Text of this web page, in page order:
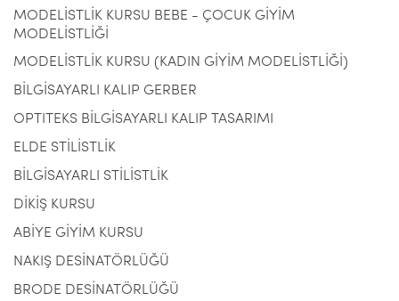
MODELİSTLİK KURSU BEBE - ÇOCUK GİYİM
MODELİSTLİĞİ
MODELİSTLİK KURSU (KADIN GİYİM MODELİSTLİĞİ)
BİLGİSAYARLI KALIP GERBER
OPTITEKS BİLGİSAYARLI KALIP TASARIMI
ELDE STİLİSTLİK
BİLGİSAYARLI STİLİSTLİK
DİKİŞ KURSU
ABİYE GİYİM KURSU
NAKIŞ DESİNATÖRLÜĞÜ
BRODE DESİNATÖRLÜĞÜ